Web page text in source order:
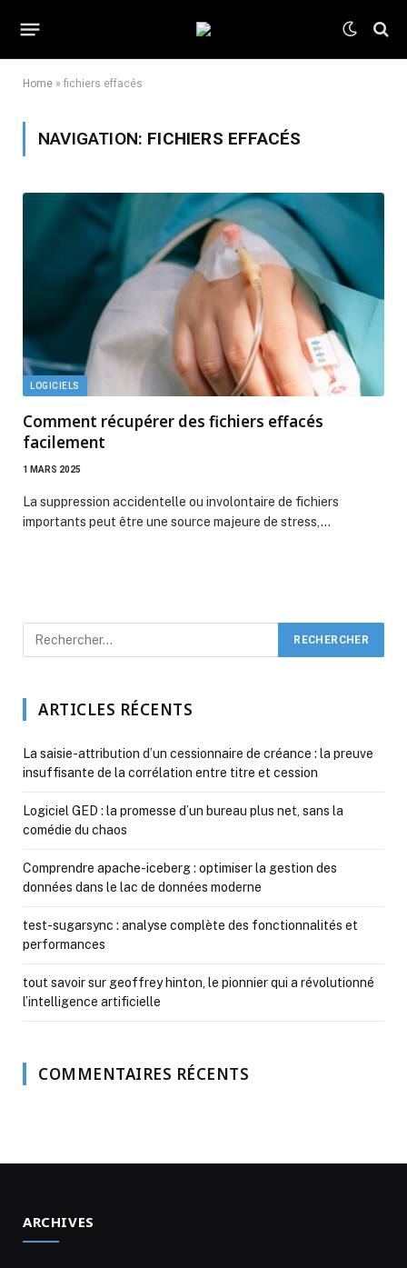
Home » fichiers effacés
NAVIGATION: FICHIERS EFFACÉS
LOGICIELS
Comment récupérer des fichiers effacés
facilement
1 MARS 2025
La suppression accidentelle ou involontaire de fichiers
importants peut être une source majeure de stress,…
ARTICLES RÉCENTS
La saisie-attribution d’un cessionnaire de créance : la preuve
insuffisante de la corrélation entre titre et cession
Logiciel GED : la promesse d’un bureau plus net, sans la
comédie du chaos
Comprendre apache-iceberg : optimiser la gestion des
données dans le lac de données moderne
test-sugarsync : analyse complète des fonctionnalités et
performances
tout savoir sur geoffrey hinton, le pionnier qui a révolutionné
l’intelligence artificielle
COMMENTAIRES RÉCENTS
ARCHIVES